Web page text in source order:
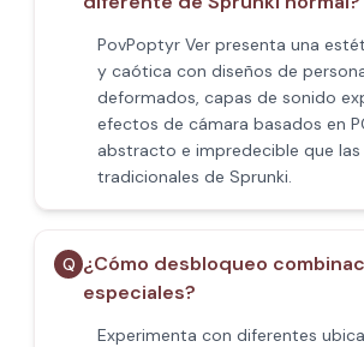
PovPoptyr Ver presenta una
y caótica con diseños de
deformados, capas de sonido
efectos de cámara basados en
abstracto e impredecible que las
tradicionales de Sprunki.
Q ¿Cómo desbloqueo
especiales?
Experimenta con diferentes